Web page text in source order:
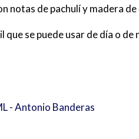
notas de pachulí y madera
se puede usar de día o